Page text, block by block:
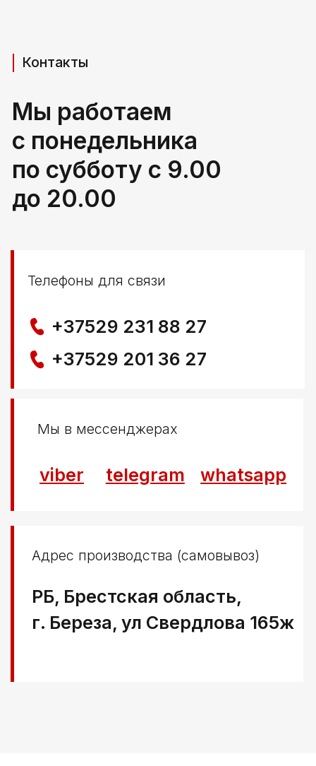
УНП 291776406
Свидетельство выдано Березовским районным
РБ, Брестская область,
г. Береза, ул Свердлова 165ж